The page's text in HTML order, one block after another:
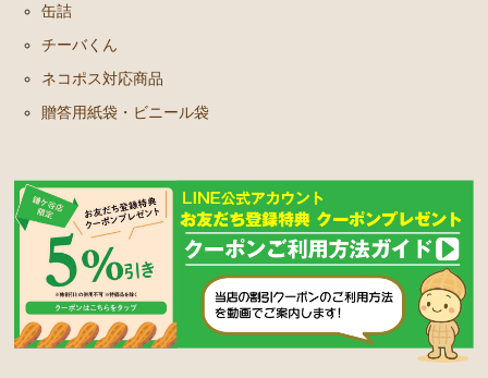
缶詰
チーバくん
ネコポス対応商品
贈答用紙袋・ビニール袋